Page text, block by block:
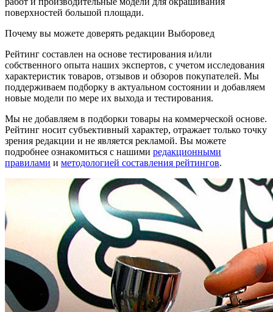
поверхностей большой площади.
Почему вы можете доверять редакции Выборовед
Рейтинг составлен на основе тестирования и/или
собственного опыта наших экспертов, с учетом исследования
характеристик товаров, отзывов и обзоров покупателей. Мы
поддерживаем подборку в актуальном состоянии и добавляем
новые модели по мере их выхода и тестирования.
Мы не добавляем в подборки товары на коммерческой основе.
Рейтинг носит субъективный характер, отражает только точку
зрения редакции и не является рекламой. Вы можете
подробнее ознакомиться с нашими редакционными
правилами и методологией составления рейтингов.